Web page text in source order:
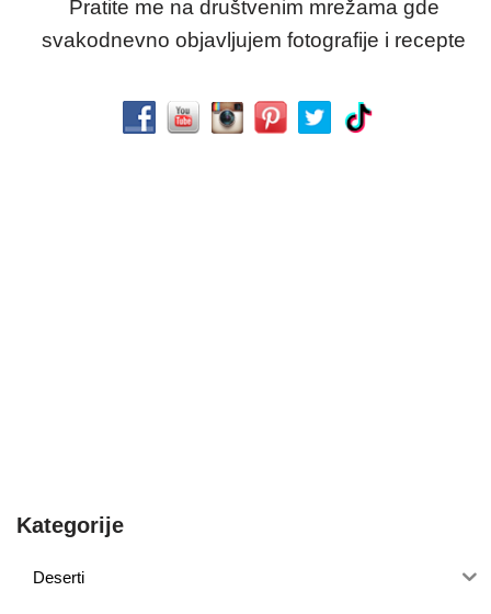
Pratite me na društvenim mrežama gde
svakodnevno objavljujem fotografije i recepte
Kategorije
Deserti